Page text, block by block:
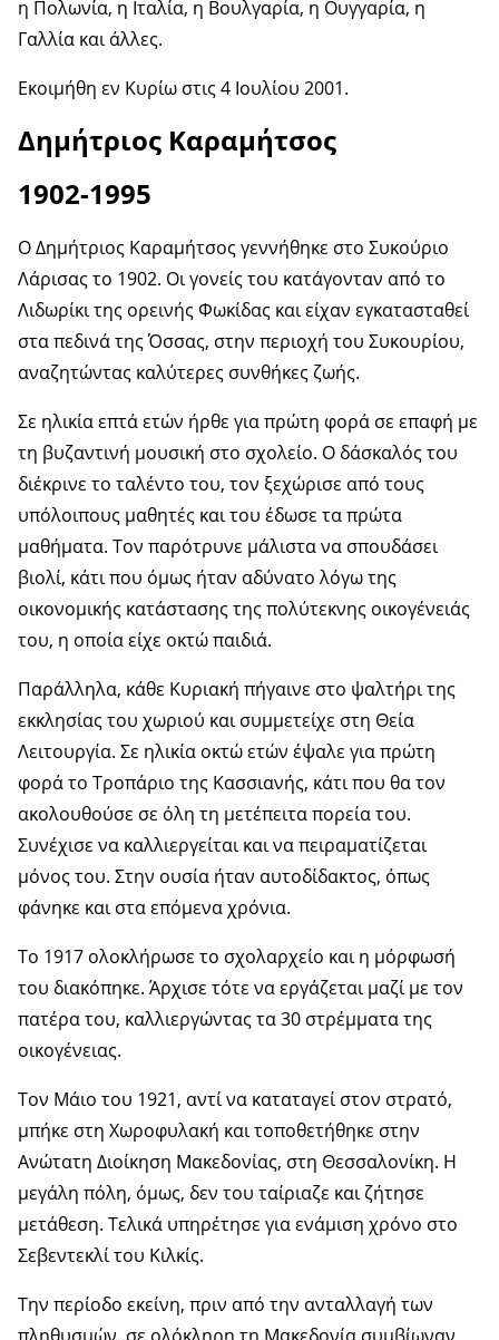
η Πολωνία, η Ιταλία, η Βουλγαρία, η Ουγγαρία, η
Γαλλία και άλλες.
Εκοιμήθη εν Κυρίω στις 4 Ιουλίου 2001.
Δημήτριος Καραμήτσος
1902-1995
Ο Δημήτριος Καραμήτσος γεννήθηκε στο Συκούριο
Λάρισας το 1902. Οι γονείς του κατάγονταν από το
Λιδωρίκι της ορεινής Φωκίδας και είχαν εγκατασταθεί
στα πεδινά της Όσσας, στην περιοχή του Συκουρίου,
αναζητώντας καλύτερες συνθήκες ζωής.
Σε ηλικία επτά ετών ήρθε για πρώτη φορά σε επαφή με
τη βυζαντινή μουσική στο σχολείο. Ο δάσκαλός του
διέκρινε το ταλέντο του, τον ξεχώρισε από τους
υπόλοιπους μαθητές και του έδωσε τα πρώτα
μαθήματα. Τον παρότρυνε μάλιστα να σπουδάσει
βιολί, κάτι που όμως ήταν αδύνατο λόγω της
οικονομικής κατάστασης της πολύτεκνης οικογένειάς
του, η οποία είχε οκτώ παιδιά.
Παράλληλα, κάθε Κυριακή πήγαινε στο ψαλτήρι της
εκκλησίας του χωριού και συμμετείχε στη Θεία
Λειτουργία. Σε ηλικία οκτώ ετών έψαλε για πρώτη
φορά το Τροπάριο της Κασσιανής, κάτι που θα τον
ακολουθούσε σε όλη τη μετέπειτα πορεία του.
Συνέχισε να καλλιεργείται και να πειραματίζεται
μόνος του. Στην ουσία ήταν αυτοδίδακτος, όπως
φάνηκε και στα επόμενα χρόνια.
Το 1917 ολοκλήρωσε το σχολαρχείο και η μόρφωσή
του διακόπηκε. Άρχισε τότε να εργάζεται μαζί με τον
πατέρα του, καλλιεργώντας τα 30 στρέμματα της
οικογένειας.
Τον Μάιο του 1921, αντί να καταταγεί στον στρατό,
μπήκε στη Χωροφυλακή και τοποθετήθηκε στην
Ανώτατη Διοίκηση Μακεδονίας, στη Θεσσαλονίκη. Η
μεγάλη πόλη, όμως, δεν του ταίριαζε και ζήτησε
μετάθεση. Τελικά υπηρέτησε για ενάμιση χρόνο στο
Σεβεντεκλί του Κιλκίς.
Την περίοδο εκείνη, πριν από την ανταλλαγή των